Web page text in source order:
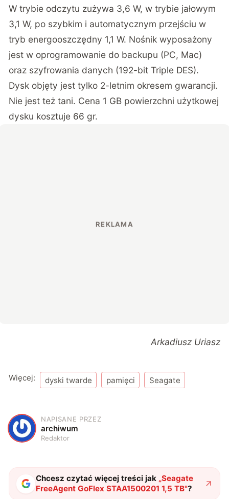
W trybie odczytu zużywa 3,6 W, w trybie jałowym
3,1 W, po szybkim i automatycznym przejściu w
tryb energooszczędny 1,1 W. Nośnik wyposażony
jest w oprogramowanie do backupu (PC, Mac)
oraz szyfrowania danych (192-bit Triple DES).
Dysk objęty jest tylko 2-letnim okresem gwarancji.
Nie jest też tani. Cena 1 GB powierzchni użytkowej
dysku kosztuje 66 gr.
Arkadiusz Uriasz
Więcej: dyski twarde pamięci Seagate
A
NAPISANE PRZEZ
archiwum
Redaktor
Chcesz czytać więcej treści jak „Seagate
FreeAgent GoFlex STAA1500201 1,5 TB"?